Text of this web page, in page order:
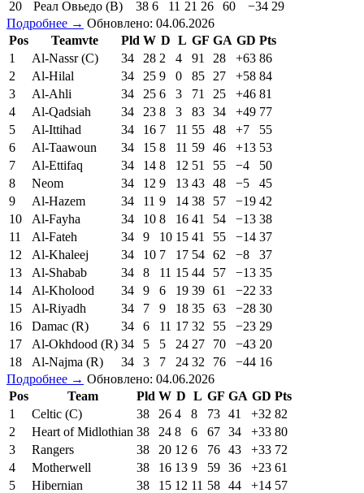
20 Реал Овьедо (В) 38 6 11 21 26 60 −34 29
Подробнее → Обновлено: 04.06.2026
Pos
Teamvte Pld W D L GF GA GD Pts
1
Al-Nassr (C) 34 28 2 4 91 28 +63 86
2
Al-Hilal 34 25 9 0 85 27 +58 84
3
Al-Ahli 34 25 6 3 71 25 +46 81
4
Al-Qadsiah 34 23 8 3 83 34 +49 77
5
Al-Ittihad 34 16 7 11 55 48 +7
55
6
Al-Taawoun 34 15 8 11 59 46 +13 53
7
Al-Ettifaq 34 14 8 12 51 55 −4
50
8
Neom 34 12 9 13 43 48 −5
45
9
Al-Hazem 34 11 9 14 38 57 −19 42
10
Al-Fayha 34 10 8 16 41 54 −13 38
11
Al-Fateh 34 9 10 15 41 55 −14 37
12
Al-Khaleej 34 10 7 17 54 62 −8
37
13
Al-Shabab 34 8 11 15 44 57 −13 35
14
Al-Kholood 34 9 6 19 39 61 −22 33
15
Al-Riyadh 34 7 9 18 35 63 −28 30
16
Damac (R) 34 6 11 17 32 55 −23 29
17
Al-Okhdood (R) 34 5 5 24 27 70 −43 20
18
Al-Najma (R) 34 3 7 24 32 76 −44 16
Подробнее → Обновлено: 04.06.2026
Pos
Team Pld W D L GF GA GD Pts
1
Celtic (C) 38 26 4 8 73 41 +32 82
2
Heart of Midlothian 38 24 8 6 67 34 +33 80
3
Rangers 38 20 12 6 76 43 +33 72
4
Motherwell 38 16 13 9 59 36 +23 61
5
Hibernian 38 15 12 11 58 44 +14 57